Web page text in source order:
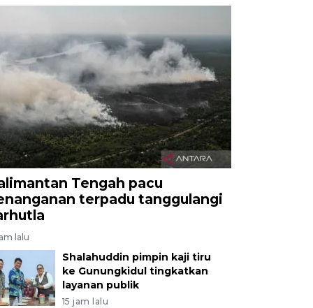
Tengah pacu
terpadu tanggulangi
lalu
Shalahuddin pimpin kaji tiru
ke Gunungkidul tingkatkan
layanan publik
15 jam lalu